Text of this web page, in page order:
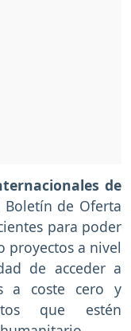
de
de Oferta
para poder
proyectos a nivel
de acceder a
a coste cero y
que estén